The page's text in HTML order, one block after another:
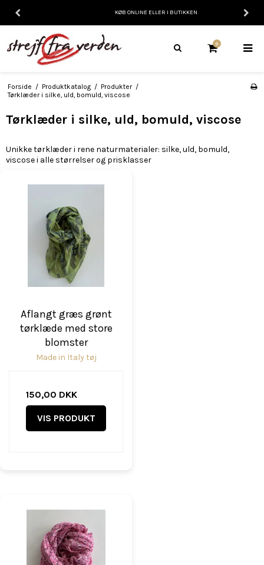
KØB ONLINE ELLER I BUTIKKEN
0
Forside / Produktkatalog / Produkter /
Tørklæder i silke, uld, bomuld, viscose
Tørklæder i silke, uld, bomuld, viscose
Unikke tørklæder i rene naturmaterialer: silke, uld, bomuld,
viscose i alle størrelser og prisklasser
Aflangt græs grønt
tørklæde med store
blomster
Made in Italy tøj
150,00 DKK
VIS PRODUKT